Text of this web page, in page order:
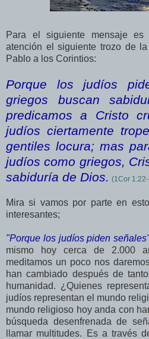
Para el siguiente mensaje
atención el siguiente trozo de
Pablo a los Corintios:
Porque los judíos
griegos buscan
predicamos a Cristo
judíos ciertamente
gentiles locura; mas
judíos como griegos,
sabiduría de Dios. (1 Cor
Mira si vamos por parte en
interesantes;
"Porque los judíos piden
mismo hoy cerca de 2.000
meditamos un poco nos
han cambiado después de
humanidad. ¿Quienes
judíos representan el mundo
mundo religioso hoy anda con
búsqueda desenfrenada de
llamar multitudes. Es a través